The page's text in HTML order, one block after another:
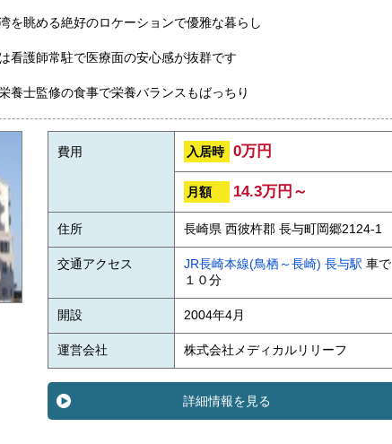
を眺める絶好のロケーションで優雅な暮らし
看護師常駐で医療面の安心感が抜群です
養士監修の食事で栄養バランスもばっちり
費用 入居時 0万円
月額 14.3万円～
住所 長崎県 西彼杵郡 長与町岡郷2124-1
交通アクセス JR長崎本線(鳥栖～長崎) 長与駅 車で
１０分
開設 2004年4月
運営会社 株式会社メディカルリリーフ
詳細情報を見る